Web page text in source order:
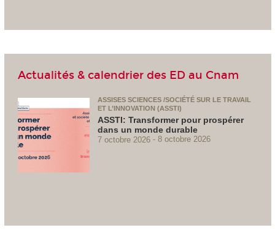
Actualités & calendrier des ED au Cnam
ASSISES SCIENCES /SOCIÉTÉ SUR LE TRAVAIL
ET L’INNOVATION (ASSTI)
ASSTI: Transformer pour prospérer
dans un monde durable
7 octobre 2026 8 octobre 2026